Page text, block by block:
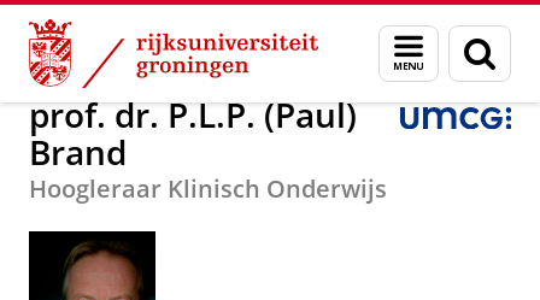
Skip
Content
Skip
Navigation
Menu
en
zoeken
Over ons prof. dr. P.L.P. (Paul) Brand
prof. dr. P.L.P. (Paul)
Brand
Hoogleraar Klinisch Onderwijs